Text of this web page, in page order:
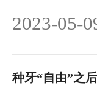
2023-05-
种牙“自由”之